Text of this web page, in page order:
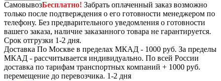
СамовывозБесплатно! Забрать оплаченный заказ возможно
только после подтверждения о его готовности менеджером по
телефону. Без предварительного уведомления о готовности
вашего заказа, наличие заказанного товара не гарантируется.
Срок отгрузки 1-2 дня.
Доставка По Москве в пределах МКАД - 1000 руб. За пределы
МКАД - рассчитывается индивидуально. По всей России
доставка по тарифам транспортных компаний + 1000 руб.
перемещение до перевозчика. 1-2 дня